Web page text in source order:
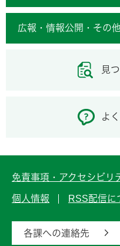
広報・情報公開・その他
見
よ
免責事項・アクセシビリ
個人情報 RSS配信に
各課への連絡先